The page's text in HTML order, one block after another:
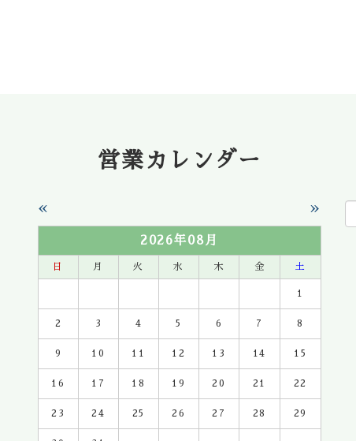
営業カレンダー
« »
2026年08月
日 月 火 水 木 金 土
1
2 3 4 5 6 7 8
9 10 11 12 13 14 15
16 17 18 19 20 21 22
23 24 25 26 27 28 29